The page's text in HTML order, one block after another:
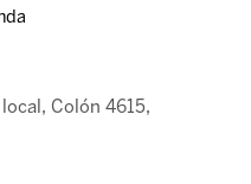
Colón 4615,